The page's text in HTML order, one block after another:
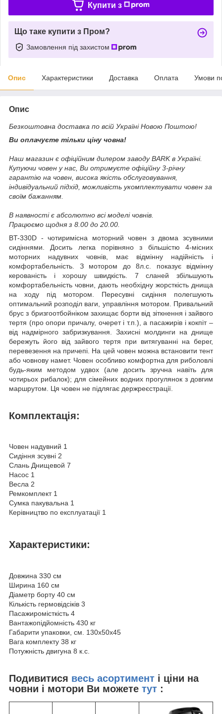
Купити з
Що таке купити з Пром?
Замовлення під захистом
Опис Характеристики Доставка Оплата Умови
Опис
Безкоштовна доставка по всій Україні Новою Поштою!
Ви оплачуєте тільки ціну човна!
Наш магазин є офіційним дилером заводу BARK в Україні.
Купуючи човен у нас, Ви отримуєте офіційну 3-річну
гарантію на човен, висока якість обслуговування,
індивідуальний підхід, можливість укомплектувати човен за
своїм бажанням.
В наявності є абсолютно всі моделі човнів.
Працюємо щодня з 8.00 до 20.00.
BT-330D - чотиримісна моторний човен з двома зсувними
сидіннями. Досить легка порівняно з більшістю 4-місних
моторних надувних човнів, має відмінну надійність і
комфортабельність. З мотором до 8л.с. показує відмінну
керованість і хорошу швидкість. 7 сланей збільшують
комфортабельність човни, дають необхідну жорсткість днища
на ходу під мотором. Пересувні сидіння полегшують
оптимальний розподіл ваги, управління мотором. Привальний
брус з бризгоотбойніком захищає борти від зіткнення і зайвого
тертя (про опори причалу, очерет і т.п.), а пасажирів і кокпіт –
від надмірного забризкування. Захисні молдинги на днище
бережуть його від зайвого тертя при витягуванні на берег,
перевезення на причепі. На цей човен можна встановити тент
або човнову намет. Човен особливо комфортна для риболовлі
будь-яким методом удвох (але досить зручна навіть для
чотирьох рибалок); для сімейних водних прогулянок з довгим
маршрутом. Ця човен не підлягає держреєстрації.
Комплектація:
Човен надувний 1
Сидіння зсувні 2
Слань Днищевой 7
Насос 1
Весла 2
Ремкомплект 1
Сумка пакувальна 1
Керівництво по експлуатації 1
Характеристики:
Довжина 330 см
Ширина 160 см
Діаметр борту 40 см
Кількість гермовідсіків 3
Пасажиромісткість 4
Вантажопідйомність 430 кг
Габарити упаковки, см. 130х50х45
Вага комплекту 38 кг
Потужність двигуна 8 к.с.
Подивитися весь асортимент і ціни на
човни і мотори Ви можете тут :